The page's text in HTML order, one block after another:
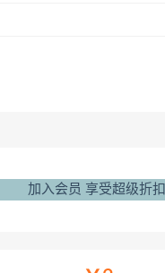
加入会员 享受超级折扣